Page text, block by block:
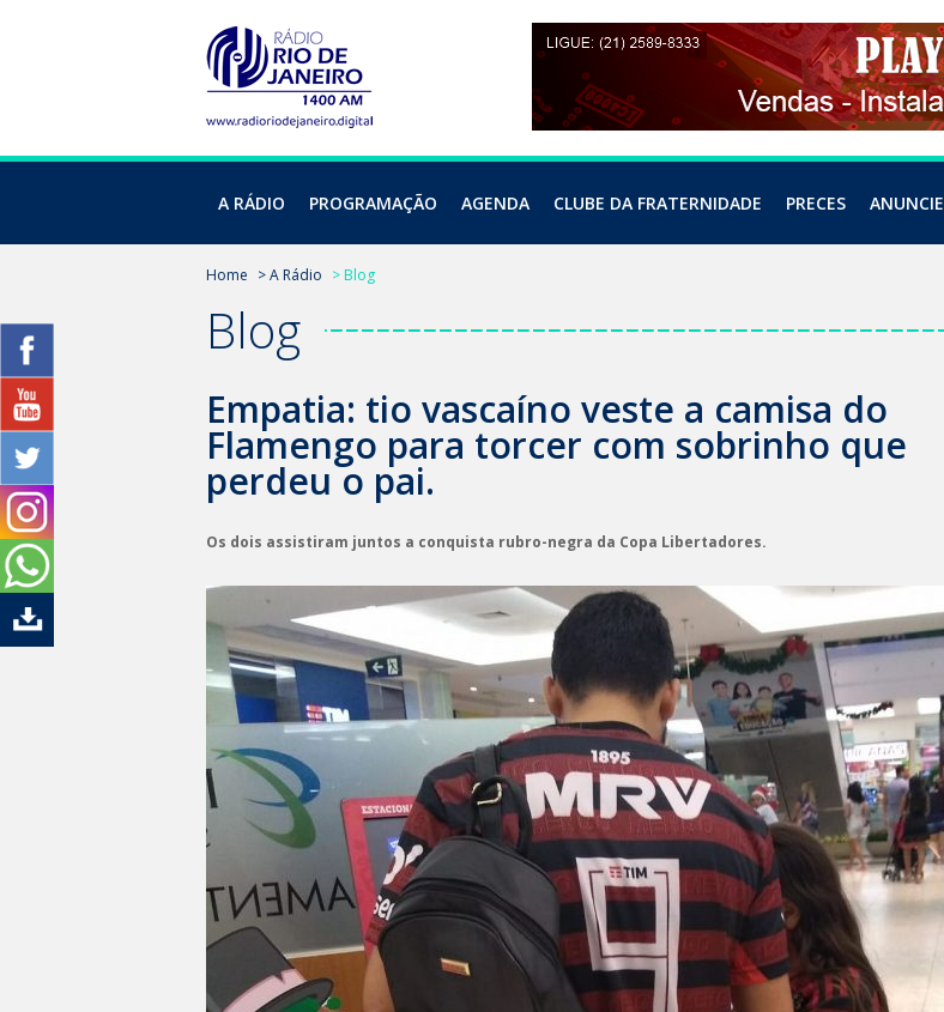
A RÁDIO PROGRAMAÇÃO AGENDA CLUBE DA FRATERNIDADE PRECES ANUNCIE
Home > A Rádio > Blog
Blog
Empatia: tio vascaíno veste a camisa do
Flamengo para torcer com sobrinho que
perdeu o pai.
Os dois assistiram juntos a conquista rubro-negra da Copa Libertadores.